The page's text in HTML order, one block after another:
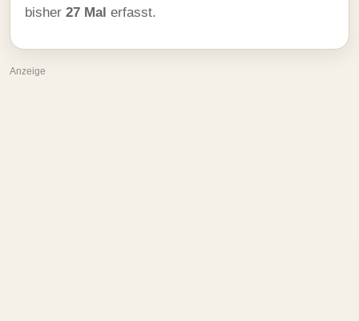
bisher 27 Mal erfasst.
Anzeige